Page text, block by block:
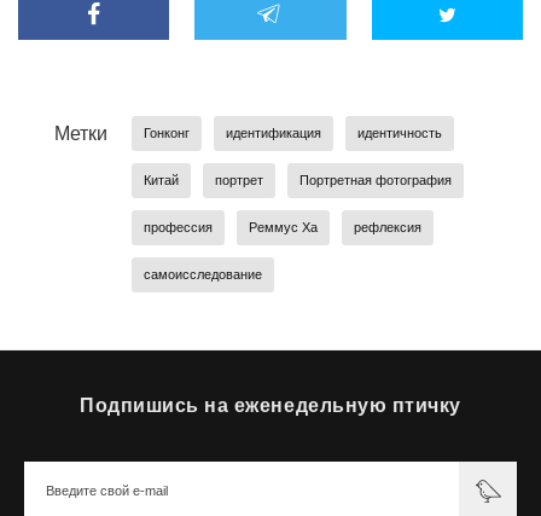
Метки Гонконг идентификация идентичность
Китай портрет Портретная фотография
профессия Реммус Ха рефлексия
самоисследование
Подпишись на еженедельную птичку